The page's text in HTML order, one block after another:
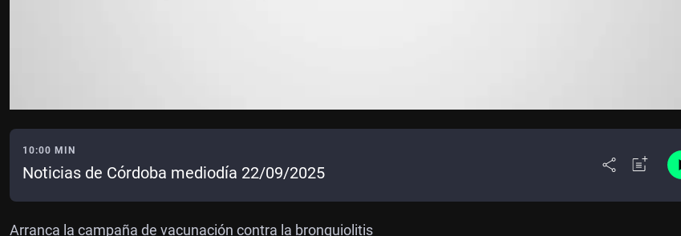
10:00 MIN
Noticias de Córdoba mediodía 22/09/2025
Arranca la campaña de vacunación contra la bronquiolitis